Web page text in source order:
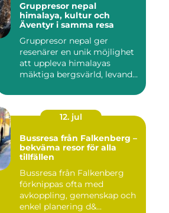
Gruppresor nepal
himalaya, kultur och
Äventyr i samma resa
Gruppresor nepal ger
resenärer en unik möjlighet
att uppleva himalayas
mäktiga bergsvärld, levande
12. jul
Bussresa från Falkenberg –
bekväma resor för alla
tillfällen
Bussresa från Falkenberg
förknippas ofta med
avkoppling, gemenskap och
enkel planering d&...